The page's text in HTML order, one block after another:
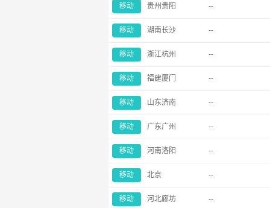
移动 贵州贵阳 --
移动 湖南长沙 --
移动 浙江杭州 --
移动 福建厦门 --
移动 山东济南 --
移动 广东广州 --
移动 河南洛阳 --
移动 北京 --
移动 河北廊坊 --